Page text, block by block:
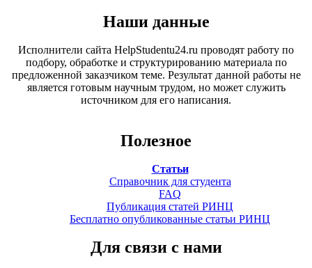
Наши данные
Исполнители сайта HelpStudentu24.ru проводят работу по
подбору, обработке и структурированию материала по
предложенной заказчиком теме. Результат данной работы не
является готовым научным трудом, но может служить
источником для его написания.
Полезное
Статьи
Справочник для студента
FAQ
Публикация статей РИНЦ
Бесплатно опубликованные статьи РИНЦ
Для связи с нами